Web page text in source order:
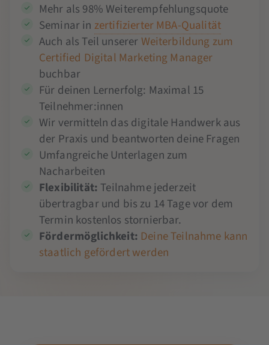
Mehr als 98% Weiterempfehlungsquote
Seminar in zertifizierter MBA-Qualität
Auch als Teil unsererWeiterbildung zum
Certified Digital Marketing Manager
buchbar
Für deinen Lernerfolg: Maximal 15
Teilnehmer:innen
Wir vermitteln das digitale Handwerk aus
der Praxis und beantworten deine Fragen
Umfangreiche Unterlagen zum
Nacharbeiten
Flexibilität:Teilnahme jederzeit
übertragbar und bis zu 14 Tage vor dem
Termin kostenlos stornierbar.
Fördermöglichkeit: Deine Teilnahme kann
staatlich gefördert werden